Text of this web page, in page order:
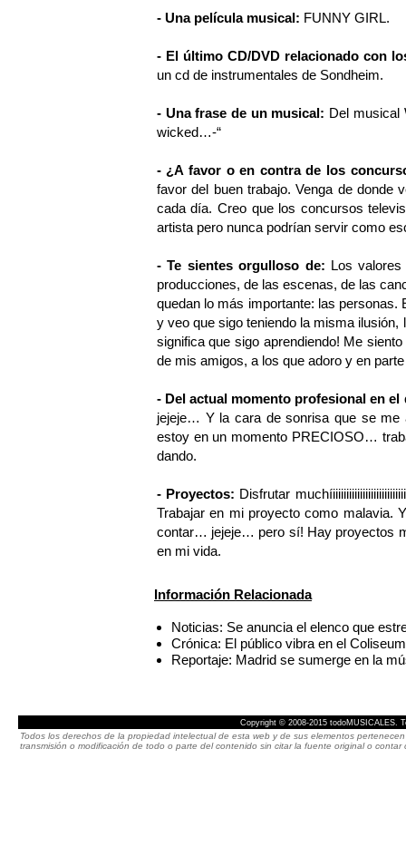
- Una película musical: FUNNY GIRL.
- El último CD/DVD relacionado con
un cd de instrumentales de Sondheim.
- Una frase de un musical: Del musical
wicked…-“
- ¿A favor o en contra de los
favor del buen trabajo. Venga de donde
cada día. Creo que los concursos
artista pero nunca podrían servir como
- Te sientes orgulloso de: Los
producciones, de las escenas, de las
quedan lo más importante: las
y veo que sigo teniendo la misma
significa que sigo aprendiendo! Me
de mis amigos, a los que adoro y en
- Del actual momento profesional en
jejeje… Y la cara de sonrisa que se me
estoy en un momento PRECIOSO…
dando.
- Proyectos: Disfrutar
Trabajar en mi proyecto como
contar… jejeje… pero sí! Hay proyectos
en mi vida.
Información Relacionada
Noticias: Se anuncia el elenco que
Crónica: El público vibra en el
Reportaje: Madrid se sumerge en la
Copyright © 2008-2015 todoMUSICALES.
Todos los derechos de la propiedad intelectual de esta web y de sus elementos
transmisión o modificación de todo o parte del contenido sin citar la fuente original o